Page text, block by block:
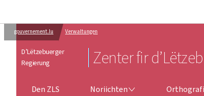
gouvernement.lu Verwaltungen
D’Lëtzebuerger
Regierung
Zenter fir
Den ZLS Noriichten